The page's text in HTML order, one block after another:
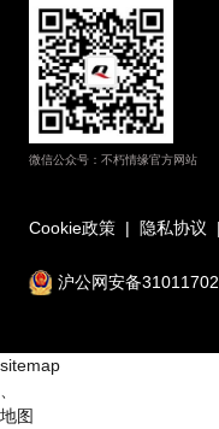
微信公众号：不朽情缘官方网站
Cookie政策 | 隐私协议 |
沪公网安备
sitemap
地图